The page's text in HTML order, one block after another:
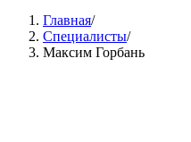
Главная/
Специалисты/
Максим Горбань